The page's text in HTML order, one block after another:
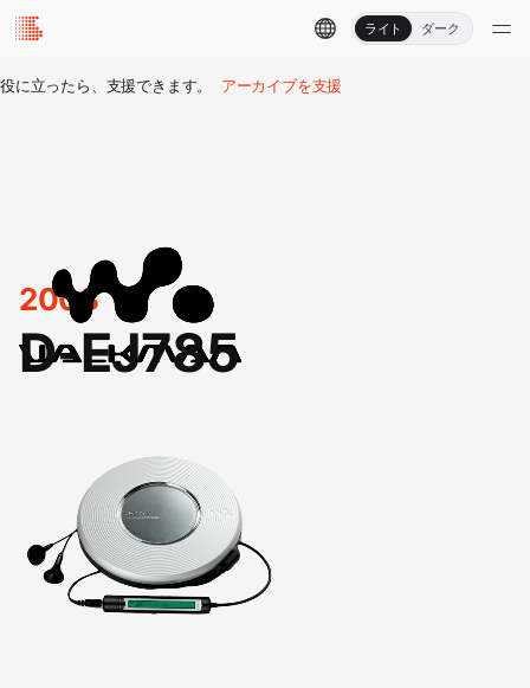
ライト ダーク
役に立ったら、支援できます。 アーカイブを支援
2003
D-EJ785